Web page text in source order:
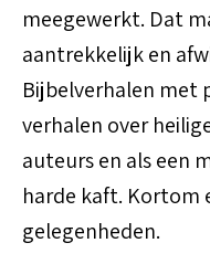
meegewerkt. Dat
aantrekkelijk en
Bijbelverhalen met
verhalen over
auteurs en als een
harde kaft. Kortom
gelegenheden.